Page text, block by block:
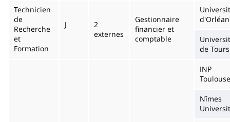
Technicien
de
Recherche
et
Formation
J
2
externes
Gestionnaire
financier et
comptable
de Tours
INP
Nîmes